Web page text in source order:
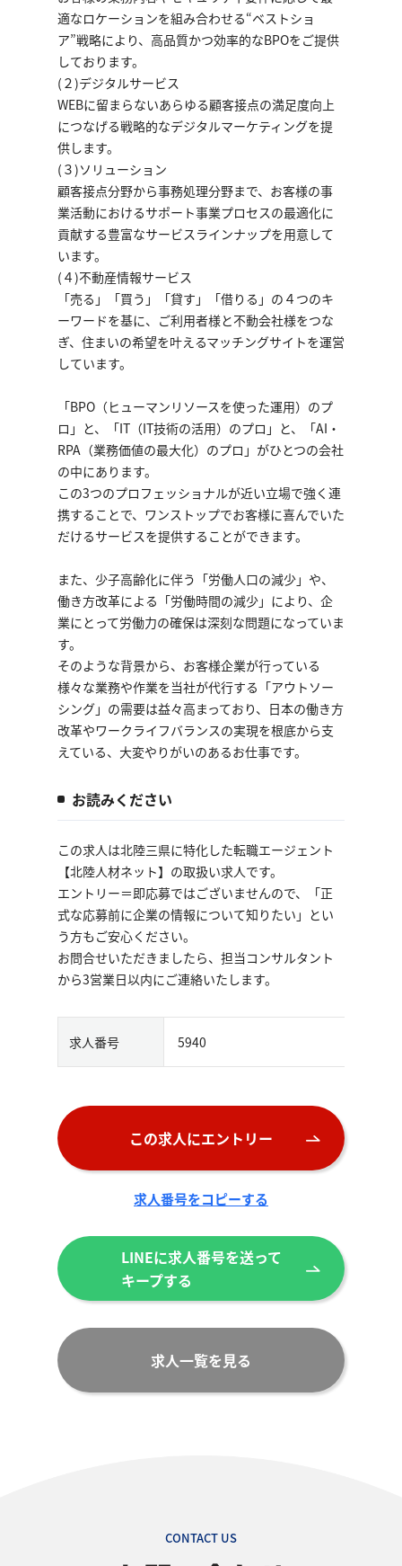
適なロケーションを組み合わせる“ベストショ
ア”戦略により、高品質かつ効率的なBPOをご提供
しております。
(２)デジタルサービス
WEBに留まらないあらゆる顧客接点の満足度向上
につなげる戦略的なデジタルマーケティングを提
供します。
(３)ソリューション
顧客接点分野から事務処理分野まで、お客様の事
業活動におけるサポート事業プロセスの最適化に
貢献する豊富なサービスラインナップを用意して
います。
(４)不動産情報サービス
「売る」「買う」「貸す」「借りる」の４つのキ
ーワードを基に、ご利用者様と不動会社様をつな
ぎ、住まいの希望を叶えるマッチングサイトを運営
しています。
「BPO（ヒューマンリソースを使った運用）のプ
ロ」と、「IT（IT技術の活用）のプロ」と、「AI・
RPA（業務価値の最大化）のプロ」がひとつの会社
の中にあります。
この3つのプロフェッショナルが近い立場で強く連
携することで、ワンストップでお客様に喜んでいた
だけるサービスを提供することができます。
また、少子高齢化に伴う「労働人口の減少」や、
働き方改革による「労働時間の減少」により、企
業にとって労働力の確保は深刻な問題になっていま
す。
そのような背景から、お客様企業が行っている
様々な業務や作業を当社が代行する「アウトソー
シング」の需要は益々高まっており、日本の働き方
改革やワークライフバランスの実現を根底から支
えている、大変やりがいのあるお仕事です。
お読みください
この求人は北陸三県に特化した転職エージェント
【北陸人材ネット】の取扱い求人です。
エントリー＝即応募ではございませんので、「正
式な応募前に企業の情報について知りたい」とい
う方もご安心ください。
お問合せいただきましたら、担当コンサルタント
から3営業日以内にご連絡いたします。
求人番号 5940
この求人にエントリー
求人一覧を見る
求人番号をコピーする
LINEに求人番号を送って
キープする
CONTACT US